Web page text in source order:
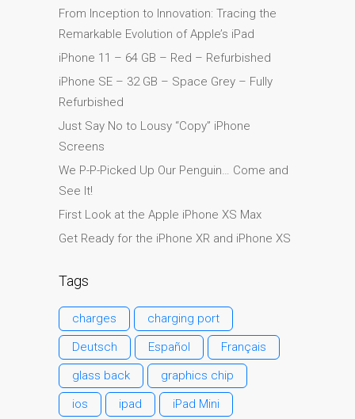
Chargeurs pour Apple
MacBook à Dundee –
Contactez-nous
pour toujours!
l’iPhone d’Apple
série Apple MacBook
Ordinateurs Apple Mac
reconditionnés à Dundee
Pourquoi faire confiance à
Mac réparation avec votre
Apple?
From Inception to Innovation: Tracing the
Remarkable Evolution of Apple’s iPad
iPhone 11 – 64 GB – Red – Refurbished
iPhone SE – 32 GB – Space Grey – Fully
Refurbished
Just Say No to Lousy “Copy” iPhone
Screens
We P-P-Picked Up Our Penguin… Come and
See It!
First Look at the Apple iPhone XS Max
Get Ready for the iPhone XR and iPhone XS
Tags
charges
charging port
Deutsch
Español
Français
glass back
graphics chip
ios
ipad
iPad Mini